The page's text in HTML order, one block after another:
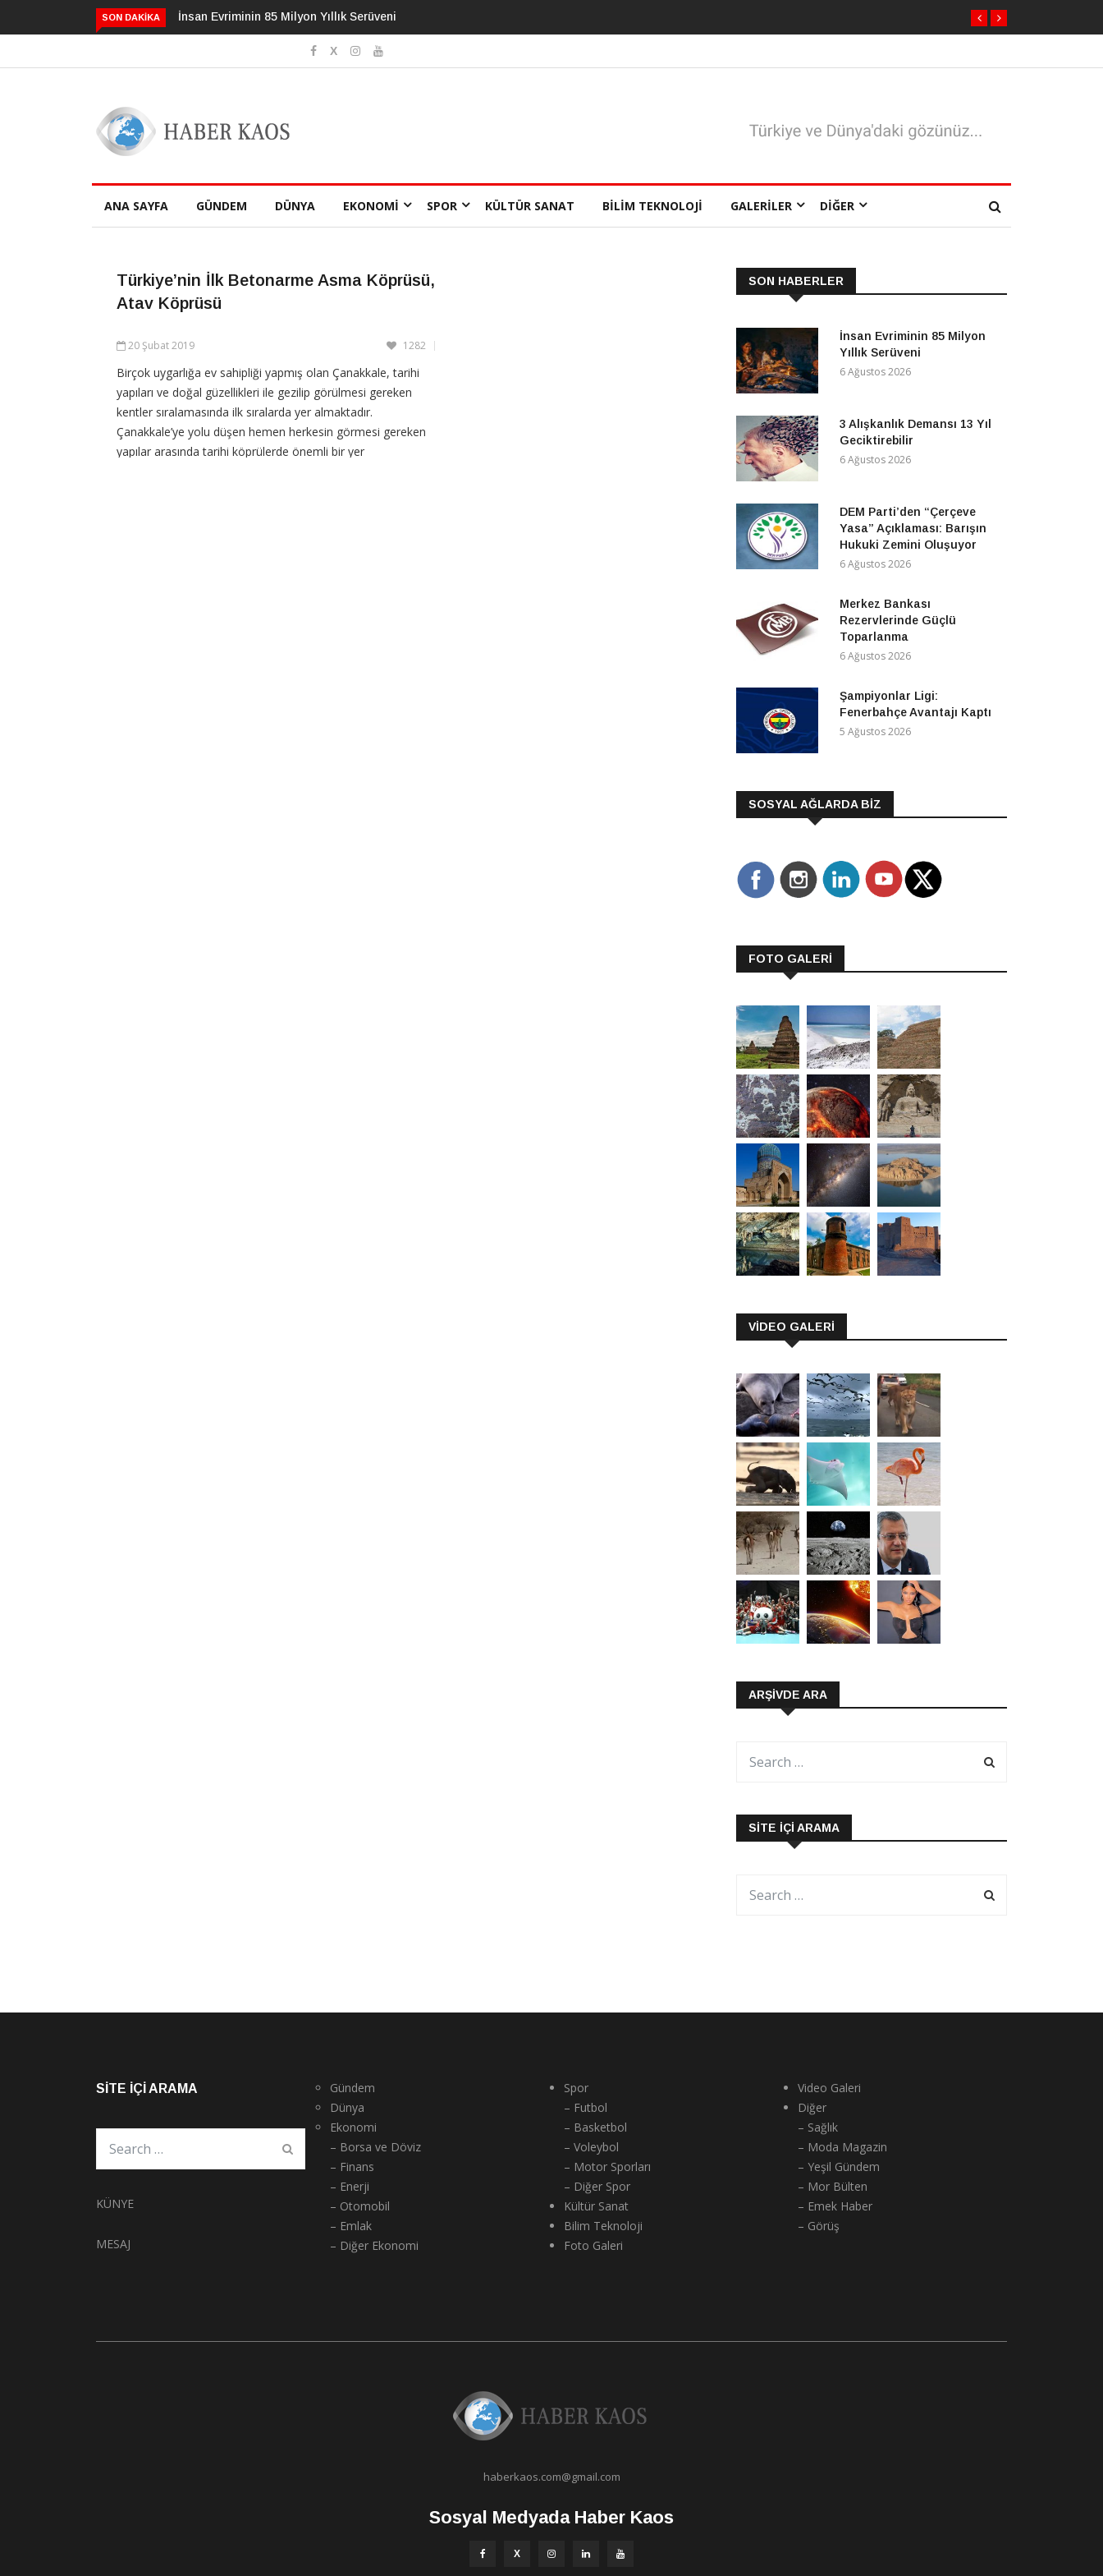
SON DAKIKA
İnsan Evriminin 85 Milyon Yıllık Serüveni3 Alışkanlık Demansı 13 Yıl
Geciktirebilir
ANA SAYFA GÜNDEM DÜNYA EKONOMI SPOR KÜLTÜR SANAT BILIM TEKNOLOJI GALERILER DIĞER
Türkiye’nin İlk Betonarme Asma Köprüsü,
Atav Köprüsü
20 Şubat 2019 1282
Birçok uygarlığa ev sahipliği yapmış olan Çanakkale, tarihi
yapıları ve doğal güzellikleri ile gezilip görülmesi gereken
kentler sıralamasında ilk sıralarda yer almaktadır.
Çanakkale’ye yolu düşen hemen herkesin görmesi gereken
yapılar arasında tarihi köprülerde önemli bir yer
SON HABERLER
İnsan Evriminin 85 Milyon
Yıllık Serüveni
6 Ağustos 2026
3 Alışkanlık Demansı 13 Yıl
Geciktirebilir
6 Ağustos 2026
DEM Parti’den “Çerçeve
Yasa” Açıklaması: Barışın
Hukuki Zemini Oluşuyor
6 Ağustos 2026
Merkez Bankası
Rezervlerinde Güçlü
Toparlanma
6 Ağustos 2026
Şampiyonlar Ligi:
Fenerbahçe Avantajı Kaptı
5 Ağustos 2026
SOSYAL AĞLARDA BİZ
FOTO GALERİ
VİDEO GALERİ
ARŞIVDE ARA
SITE İÇI ARAMA
SITE İÇI ARAMA
KÜNYE
MESAJ
Gündem
Dünya
Ekonomi
– Borsa ve Döviz
– Finans
– Enerji
– Otomobil
– Emlak
– Diğer Ekonomi
Spor
– Futbol
– Basketbol
– Voleybol
– Motor Sporları
– Diğer Spor
Kültür Sanat
Bilim Teknoloji
Foto Galeri
Video Galeri
Diğer
– Sağlık
– Moda Magazin
– Yeşil Gündem
– Mor Bülten
– Emek Haber
– Görüş
haberkaos.com@gmail.com
Sosyal Medyada Haber Kaos